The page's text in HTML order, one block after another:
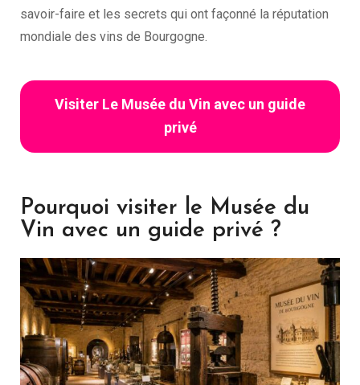
savoir-faire et les secrets qui ont façonné la réputation
mondiale des vins de Bourgogne.
Visiter Le Musée du Vin avec un guide
privé
Pourquoi visiter le Musée du
Vin avec un guide privé ?